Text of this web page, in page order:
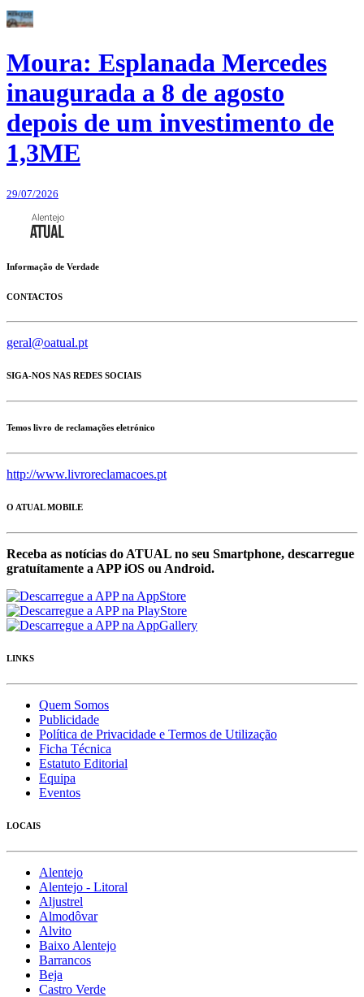
Moura: Esplanada Mercedes
inaugurada a 8 de agosto
depois de um investimento de
1,3ME
29/07/2026
Informação de Verdade
CONTACTOS
geral@oatual.pt
SIGA-NOS NAS REDES SOCIAIS
Temos livro de reclamações eletrónico
http://www.livroreclamacoes.pt
O ATUAL MOBILE
Receba as notícias do ATUAL no seu Smartphone, descarregue
gratuítamente a APP iOS ou Android.
LINKS
Quem Somos
Publicidade
Política de Privacidade e Termos de Utilização
Ficha Técnica
Estatuto Editorial
Equipa
Eventos
LOCAIS
Alentejo
Alentejo - Litoral
Aljustrel
Almodôvar
Alvito
Baixo Alentejo
Barrancos
Beja
Castro Verde